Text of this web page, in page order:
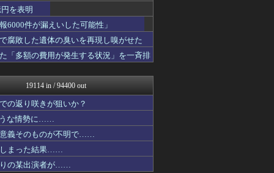
おうち速報
鬼女はみた -修羅場・恋愛...
easterEgg
政経ワロスまとめニュース♪
fig速
不思議.net - 5ch...
わんこーる速報！
筋肉速報
いたしん！
【サッカー まとめ】サカラ...
なんJ PRIDE
気団談
fig速
fig速
を表明
6000件が漏えいした可能性」
腐敗した遺体の臭いを再現し嗅がせた
「多額の費用が発生する状況」を一斉排
19114 in / 94400 out
の返り咲きが狙いか？
うな情勢に……
意義そのものが不明で……
しまった結果……
りの某出演者が……